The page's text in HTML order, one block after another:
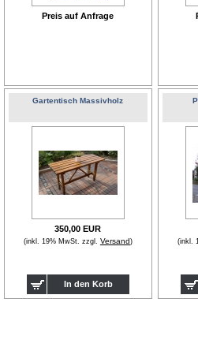
Preis auf Anfrage
Gartentisch Massivholz
350,00 EUR
(inkl. 19% MwSt. zzgl. Versand)
In den Korb
(inkl.